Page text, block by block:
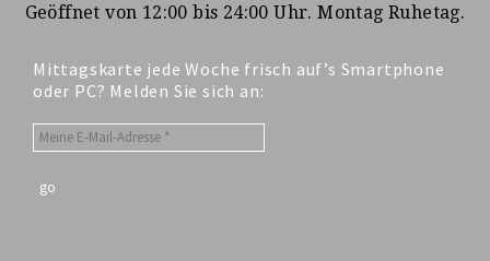
Geöffnet von 12:00 bis 24:00 Uhr. Montag Ruhetag.
Mittagskarte jede Woche frisch auf’s Smartphone
oder PC? Melden Sie sich an: